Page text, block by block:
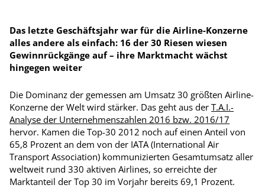
Das letzte Geschäftsjahr war für die Airline-Konzerne
alles andere als einfach: 16 der 30 Riesen wiesen
Gewinnrückgänge auf – ihre Marktmacht wächst
hingegen weiter
Die Dominanz der gemessen am Umsatz 30 größten Airline-
Konzerne der Welt wird stärker. Das geht aus derT.A.I.-
Analyse der Unternehmenszahlen 2016 bzw. 2016/17
hervor. Kamen die Top-30 2012 noch auf einen Anteil von
65,8 Prozent an dem von der IATA (International Air
Transport Association) kommunizierten Gesamtumsatz aller
weltweit rund 330 aktiven Airlines, so erreichte der
Marktanteil der Top 30 im Vorjahr bereits 69,1 Prozent.